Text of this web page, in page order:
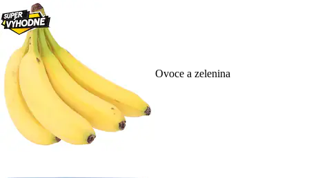
Ovoce a zelenina